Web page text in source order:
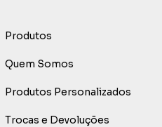
Produtos
Quem Somos
Produtos Personalizados
Trocas e Devoluções